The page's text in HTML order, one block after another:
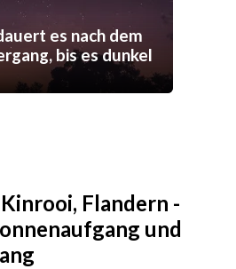
es nach dem
bis es dunkel
Flandern -
und